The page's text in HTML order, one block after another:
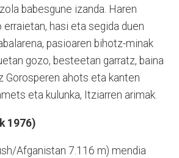
babesgune izanda. Haren
hasi eta segida duen
pasioaren bihotz-minak
gozo, besteetan garratz, baina
Gorosperen ahots eta kanten
eta kulunka, Itziarren arimak.
1976)
Afganistan 7.116 m) mendia